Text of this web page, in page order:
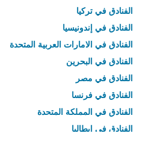
الفنادق في تركيا
الفنادق في إندونيسيا
الفنادق في الامارات العربية المتحدة
الفنادق في البحرين
الفنادق في مصر
الفنادق في فرنسا
الفنادق في المملكة المتحدة
الفنادق في إيطاليا